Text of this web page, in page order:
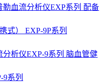
式） EXP-9P系列
系列